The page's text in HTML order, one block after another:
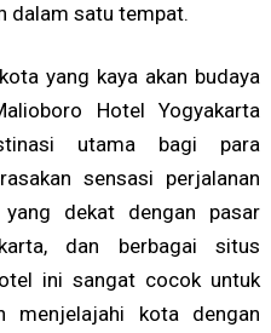
dalam satu tempat.
yang kaya akan budaya
Hotel Yogyakarta
utama bagi para
sensasi perjalanan
yang dekat dengan pasar
dan berbagai situs
ini sangat cocok untuk
menjelajahi kota dengan